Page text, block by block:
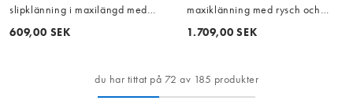
slipklänning i maxilängd med
detalj baktill av satin
609,00 SEK
maxiklänning med rysch och
vattenfallsdetalj
1.709,00 SEK
du har tittat på 72 av 185 produkter